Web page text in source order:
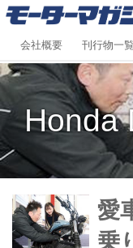
会社概要 刊行物一覧
Honda
愛
乗